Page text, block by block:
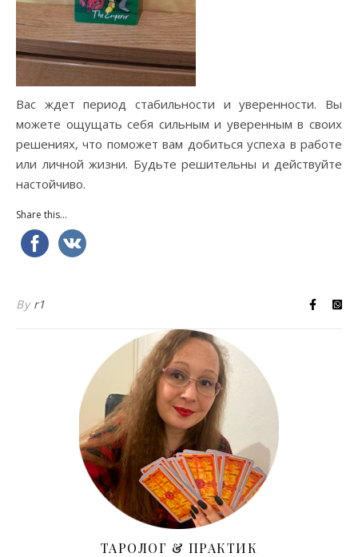
Вас ждет период стабильности и уверенности. Вы
можете ощущать себя сильным и уверенным в своих
решениях, что поможет вам добиться успеха в работе
или личной жизни. Будьте решительны и действуйте
настойчиво.
Share this...
By r1
ТАРОЛОГ & ПРАКТИК